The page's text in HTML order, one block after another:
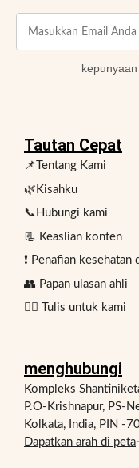
kepunyaan
Tautan Cepat
📌Tentang Kami
🌿Kisahku
📞Hubungi kami
📃 Keaslian konten
❗ Penafian kesehatan
👥 Papan ulasan ahli
✍🏻 Tulis untuk kami
menghubungi
Kompleks
P.O-Krishnapur, PS-
Kolkata, India, PIN -
Dapatkan arah di peta